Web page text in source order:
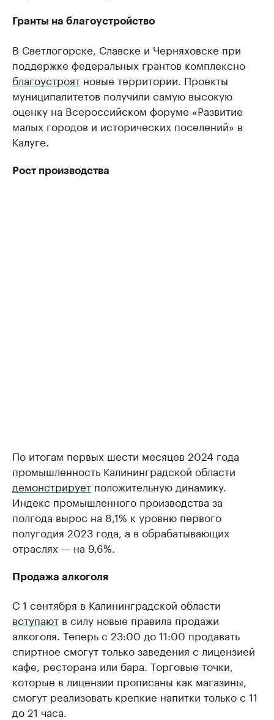
Гранты на благоустройство
В Светлогорске, Славске и Черняховске при
поддержке федеральных грантов комплексно
благоустроят новые территории. Проекты
муниципалитетов получили самую высокую
оценку на Всероссийском форуме «Развитие
малых городов и исторических поселений» в
Калуге.
Рост производства
По итогам первых шести месяцев 2024 года
промышленность Калининградской области
демонстрирует положительную динамику.
Индекс промышленного производства за
полгода вырос на 8,1% к уровню первого
полугодия 2023 года, а в обрабатывающих
отраслях — на 9,6%.
Продажа алкоголя
С 1 сентября в Калининградской области
вступают в силу новые правила продажи
алкоголя. Теперь с 23:00 до 11:00 продавать
спиртное смогут только заведения с лицензией
кафе, ресторана или бара. Торговые точки,
которые в лицензии прописаны как магазины,
смогут реализовать крепкие напитки только с 11
до 21 часа.